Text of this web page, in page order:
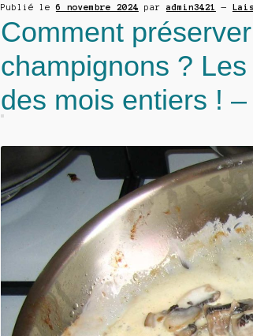
Publié le6 novembre 2024 paradmin3421 —
Comment
champignons ?
des mois entiers !